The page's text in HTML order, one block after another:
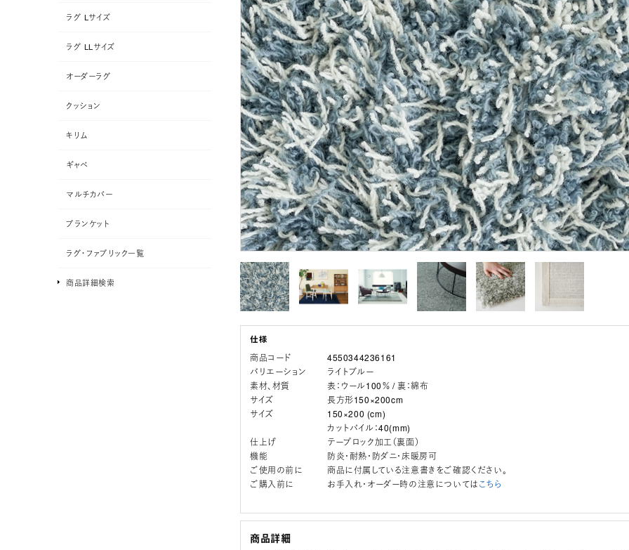
商品コード
4550344236161
バリエーション
ライトブルー
素材、材質
表：ウール100％ / 裏：綿布
サイズ
長方形150×200cm
サイズ
150×200 (cm)
カットパイル：40(mm)
仕上げ
テープロック加工（裏面）
機能
防炎・耐熱・防ダニ・床暖房可
ご使用の前に
商品に付属している注意書きをご確認ください。
ご購入前に
お手入れ・オーダー時の注意についてはこちら
商品詳細
ラグ Lサイズ
ラグ LLサイズ
オーダーラグ
クッション
キリム
ギャベ
マルチカバー
ブランケット
ラグ・ファブリック一覧
商品詳細検索